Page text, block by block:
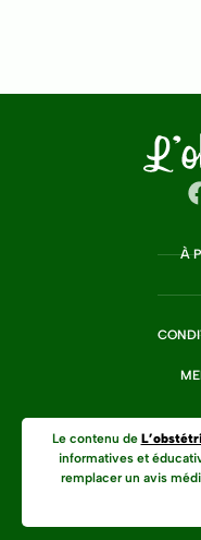
À
Le contenu de
informatives et
remplacer un avis